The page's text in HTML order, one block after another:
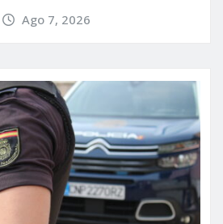
Ago 7, 2026